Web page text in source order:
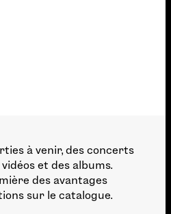
à venir, des concerts
et des albums.
des avantages
sur le catalogue.